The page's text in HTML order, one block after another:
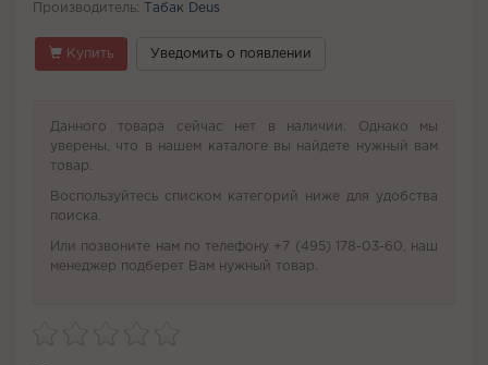
Производитель: Табак Deus
Купить Уведомить о появлении
Данного товара сейчас нет в наличии. Однако мы
уверены, что в нашем каталоге вы найдете нужный вам
товар.
Воспользуйтесь списком категорий ниже для удобства
поиска.
Или позвоните нам по телефону +7 (495) 178-03-60, наш
менеджер подберет Вам нужный товар.